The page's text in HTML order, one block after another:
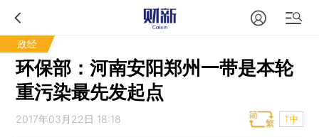
政经
环保部：河南安阳郑州一带是本轮
重污染最先发起点
2017年03月22日 18:18 T中